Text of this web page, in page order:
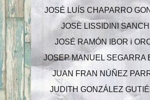
JOSÉ LUÍS CHAPARRO
JOSÈ LISSIDINI
JOSÉ RAMÓN IBOR i
JOSEP MANUEL SEGARRA
JUAN FRAN NÚÑEZ
JUDITH GONZÁLEZ